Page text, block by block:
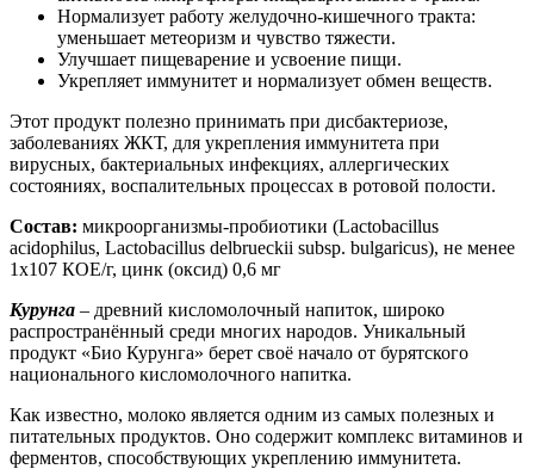
Нормализует работу желудочно-кишечного тракта:
уменьшает метеоризм и чувство тяжести.
Улучшает пищеварение и усвоение пищи.
Укрепляет иммунитет и нормализует обмен веществ.
Этот продукт полезно принимать при дисбактериозе,
заболеваниях ЖКТ, для укрепления иммунитета при
вирусных, бактериальных инфекциях, аллергических
состояниях, воспалительных процессах в ротовой полости.
Состав: микроорганизмы-пробиотики (Lactobacillus
acidophilus, Lactobacillus delbrueckii subsp. bulgaricus), не менее
1х107 КОЕ/г, цинк (оксид) 0,6 мг
Курунга – древний кисломолочный напиток, широко
распространённый среди многих народов. Уникальный
продукт «Био Курунга» берет своё начало от бурятского
национального кисломолочного напитка.
Как известно, молоко является одним из самых полезных и
питательных продуктов. Оно содержит комплекс витаминов и
ферментов, способствующих укреплению иммунитета.